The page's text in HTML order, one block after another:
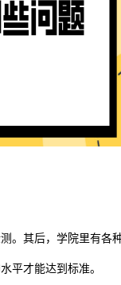
其后，学院里有各
平才能达到标准。